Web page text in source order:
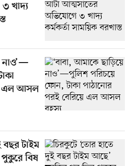
খাদ্য
নাও’—
এল আসল
বছর টাইম
বিষ